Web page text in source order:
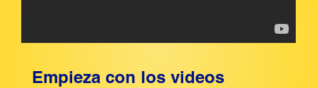
Empieza con los videos